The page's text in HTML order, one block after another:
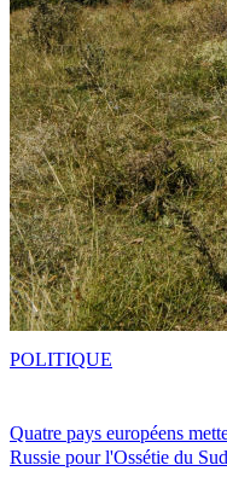
Quatre pays européens
Russie pour l'Ossétie du Sud
POLITIQUE